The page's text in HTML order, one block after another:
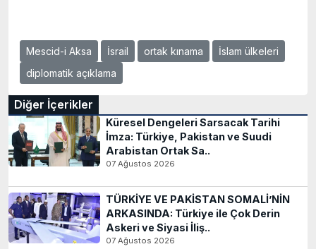
Mescid-i Aksa İsrail ortak kınama
İslam ülkeleri
diplomatik açıklama
Diğer İçerikler
Küresel Dengeleri Sarsacak Tarihi
İmza: Türkiye, Pakistan ve Suudi
Arabistan Ortak Sa..
07 Ağustos 2026
TÜRKİYE VE PAKİSTAN SOMALİ’NİN
ARKASINDA: Türkiye ile Çok Derin
Askeri ve Siyasi İliş..
07 Ağustos 2026